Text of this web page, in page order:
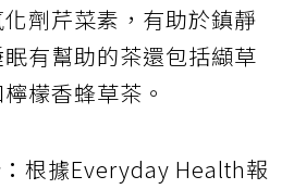
化劑芹菜素，有助於鎮靜
有幫助的茶還包括纈草
檬香蜂草茶。
根據Everyday Health報